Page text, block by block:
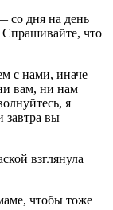
со дня на день
Спрашивайте, что
с нами, иначе
вам, ни нам
я
завтра вы
взглянула
чтобы тоже